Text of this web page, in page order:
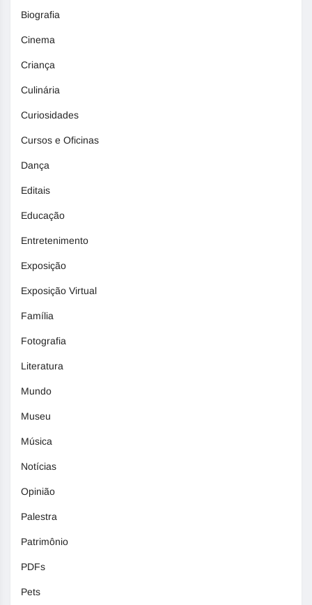
Biografia
Cinema
Criança
Culinária
Curiosidades
Cursos e Oficinas
Dança
Editais
Educação
Entretenimento
Exposição
Exposição Virtual
Família
Fotografia
Literatura
Mundo
Museu
Música
Notícias
Opinião
Palestra
Patrimônio
PDFs
Pets